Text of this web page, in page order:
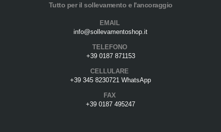
Tutto per il sollevamento e l'ancoraggio
EMAIL
info@sollevamentoshop.it
TELEFONO
+39 0187 871153
CELLULARE
+39 345 8230721 WhatsApp
FAX
+39 0187 495247